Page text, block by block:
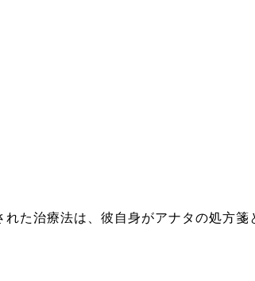
た治療法は、彼自身がアナタの処方箋